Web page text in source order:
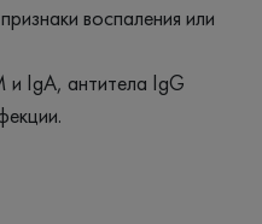
воспаления или
и IgA, антитела IgG